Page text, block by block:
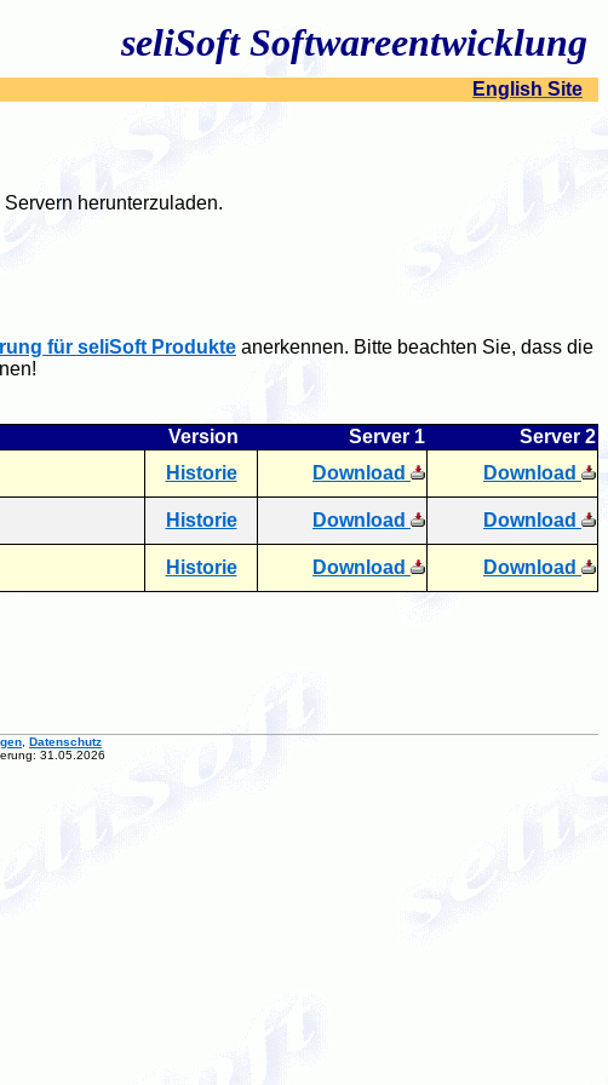
seliSoft Softwareentwicklung
English Site
herunterzuladen.
für seliSoft Produkte anerkennen. Bitte beachten Sie, dass die
Version Server 1
Server 2
Historie Download
Download
Historie Download
Download
Historie Download Download
Datenschutz
31.05.2026